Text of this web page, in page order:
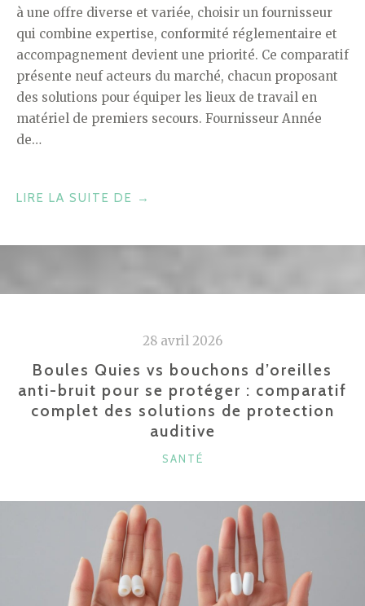
à une offre diverse et variée, choisir un fournisseur
qui combine expertise, conformité réglementaire et
accompagnement devient une priorité. Ce comparatif
présente neuf acteurs du marché, chacun proposant
des solutions pour équiper les lieux de travail en
matériel de premiers secours. Fournisseur Année
de…
LIRE LA SUITE DE « COMPARATIF
EN
ENTREPRISE
EN
2026 »
→
28 avril 2026
Boules Quies vs bouchons d’oreilles
anti-bruit pour se protéger : comparatif
complet des solutions de protection
auditive
CATÉGORIES
SANTÉ